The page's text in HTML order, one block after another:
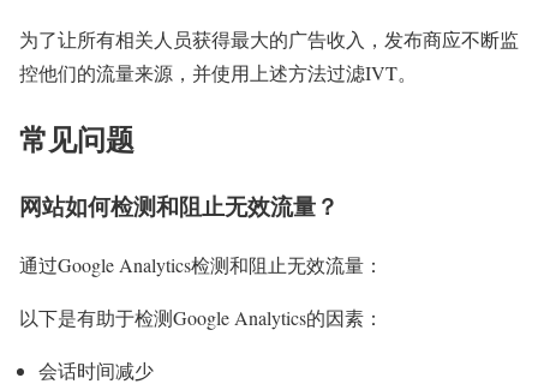
为了让所有相关人员获得最大的广告收入，发布商应不断监
控他们的流量来源，并使用上述方法过滤IVT。
常见问题
网站如何检测和阻止无效流量？
通过Google Analytics检测和阻止无效流量：
以下是有助于检测Google Analytics的因素：
会话时间减少